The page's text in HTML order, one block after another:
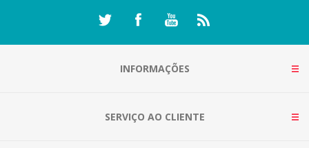
INFORMAÇÕES
SERVIÇO AO CLIENTE